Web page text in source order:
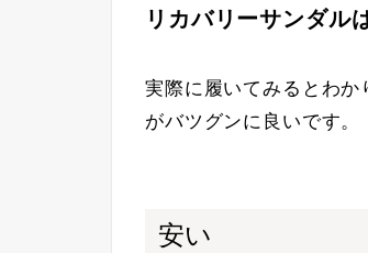
リカバリーサンダル
実際に履いてみるとわか
がバツグンに良いです。
安い